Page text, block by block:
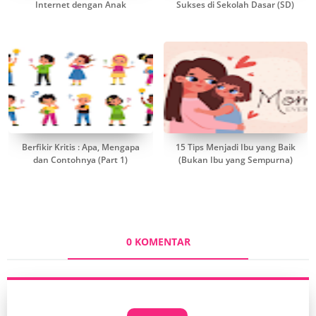
Internet dengan Anak Sukses di Sekolah Dasar (SD)
Berfikir Kritis : Apa, Mengapa
dan Contohnya (Part 1)
15 Tips Menjadi Ibu yang Baik
(Bukan Ibu yang Sempurna)
0 KOMENTAR